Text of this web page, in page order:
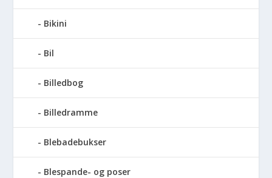
Bikini
Bil
Billedbog
Billedramme
Blebadebukser
Blespande- og poser